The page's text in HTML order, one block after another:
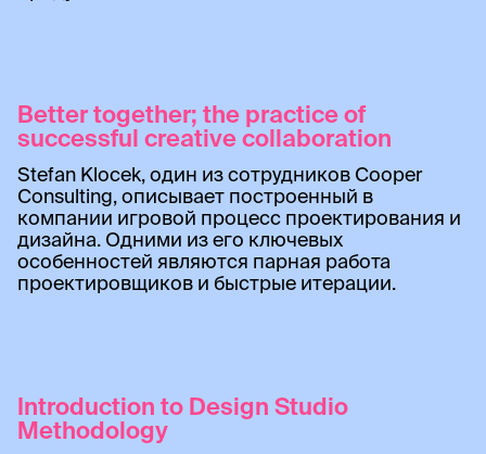
Better together; the practice of
successful creative collaboration
Stefan Klocek, один из сотрудников Cooper
Consulting, описывает построенный в
компании игровой процесс проектирования и
дизайна. Одними из его ключевых
особенностей являются парная работа
проектировщиков и быстрые итерации.
Introduction to Design Studio
Methodology